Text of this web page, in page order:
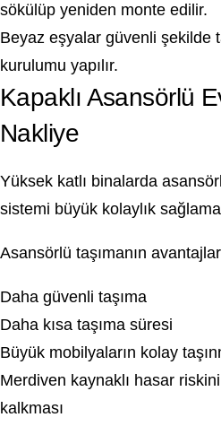
sökülüp yeniden monte edilir.
Beyaz eşyalar güvenli şekilde
kurulumu yapılır.
Kapaklı Asansörlü
Nakliye
Yüksek katlı binalarda
sistemi büyük kolaylık
Asansörlü taşımanın
Daha güvenli taşıma
Daha kısa taşıma süresi
Büyük mobilyaların kolay
Merdiven kaynaklı hasar
kalkması